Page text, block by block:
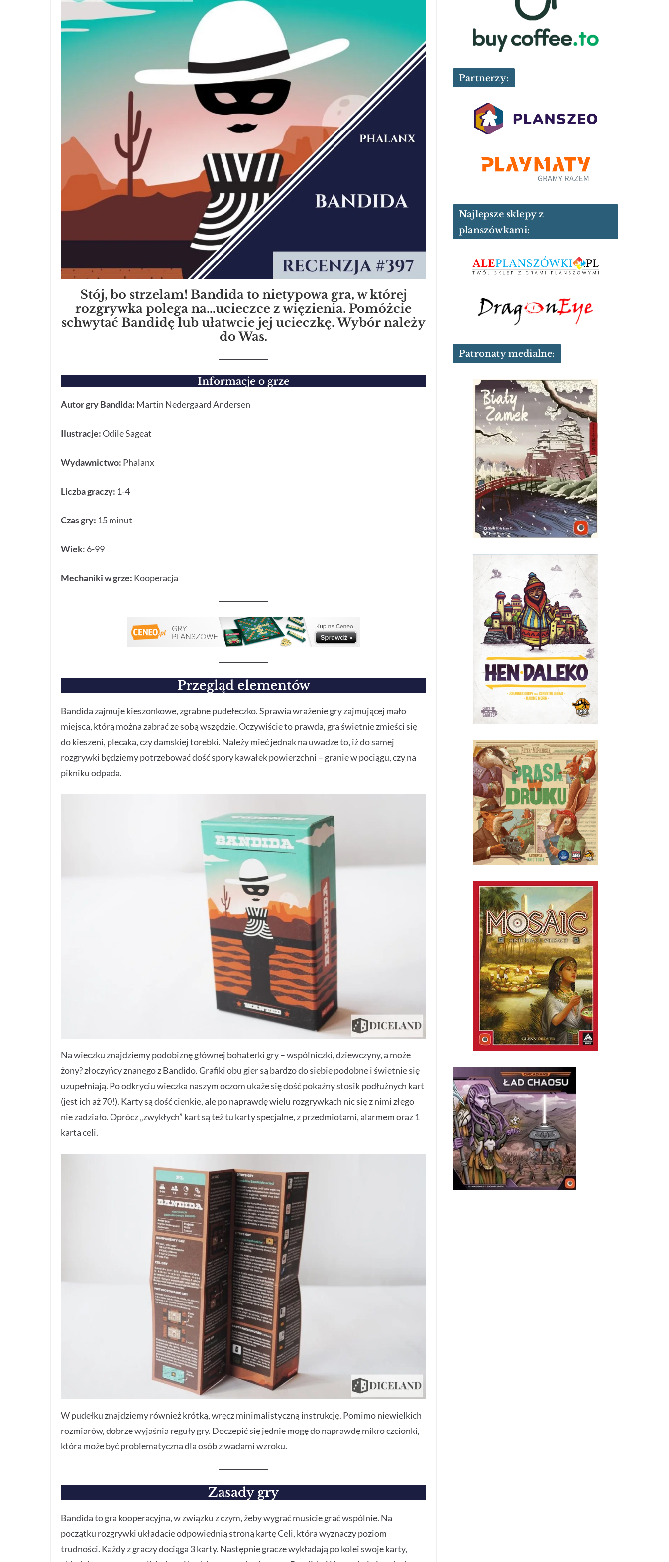
Stój, bo strzelam! Bandida to nietypowa gra, w której
rozgrywka polega na…ucieczce z więzienia. Pomóżcie
schwytać Bandidę lub ułatwcie jej ucieczkę. Wybór należy
do Was.
Informacje o grze
Autor gry Bandida: Martin Nedergaard Andersen
Ilustracje:Odile Sageat
Wydawnictwo: Phalanx
Liczba graczy: 1-4
Czas gry: 15 minut
Wiek: 6-99
Mechaniki w grze: Kooperacja
Przegląd elementów
Bandida zajmuje kieszonkowe, zgrabne pudełeczko. Sprawia wrażenie gry zajmującej mało
miejsca, którą można zabrać ze sobą wszędzie. Oczywiście to prawda, gra świetnie zmieści się
do kieszeni, plecaka, czy damskiej torebki. Należy mieć jednak na uwadze to, iż do samej
rozgrywki będziemy potrzebować dość spory kawałek powierzchni – granie w pociągu, czy na
pikniku odpada.
Na wieczku znajdziemy podobiznę głównej bohaterki gry – wspólniczki, dziewczyny, a może
żony? złoczyńcy znanego z Bandido. Grafiki obu gier są bardzo do siebie podobne i świetnie się
uzupełniają. Po odkryciu wieczka naszym oczom ukaże się dość pokaźny stosik podłużnych kart
(jest ich aż 70!). Karty są dość cienkie, ale po naprawdę wielu rozgrywkach nic się z nimi złego
nie zadziało. Oprócz „zwykłych” kart są też tu karty specjalne, z przedmiotami, alarmem oraz 1
karta celi.
W pudełku znajdziemy również krótką, wręcz minimalistyczną instrukcję. Pomimo niewielkich
rozmiarów, dobrze wyjaśnia reguły gry. Doczepić się jednie mogę do naprawdę mikro czcionki,
która może być problematyczna dla osób z wadami wzroku.
Zasady gry
Bandida to gra kooperacyjna, w związku z czym, żeby wygrać musicie grać wspólnie. Na
początku rozgrywki układacie odpowiednią stroną kartę Celi, która wyznaczy poziom
trudności. Każdy z graczy dociąga 3 karty. Następnie gracze wykładają po kolei swoje karty,
Partnerzy:
Najlepsze sklepy z
planszówkami:
Patronaty medialne: